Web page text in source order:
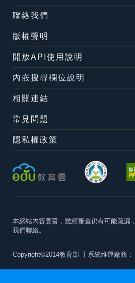
聯絡我們
版權聲明
開放API使用說明
內嵌搜尋欄位說明
相關連結
常見問題
隱私權政策
本網站內容豐富，雖經審查仍有可能疏漏，
我們聯絡。
Copyright©2014教育部 丨系統維運廠商